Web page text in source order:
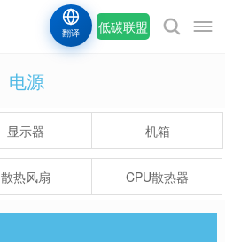
低碳联盟
翻译
电源
显示器 机箱
散热风扇 CPU散热器